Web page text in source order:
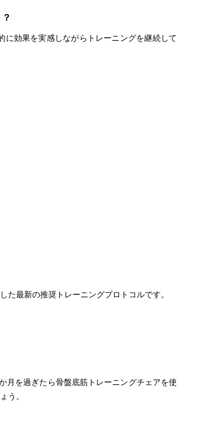
に効果を実感しながらトレーニングを継続して
最新の推奨トレーニングプロトコルです。
月を過ぎたら骨盤底筋トレーニングチェアを使
う。